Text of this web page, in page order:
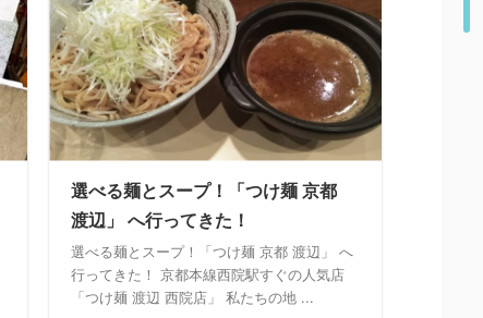
選べる麺とスープ！「つけ麺 京都
渡辺」 へ行ってきた！
選べる麺とスープ！「つけ麺 京都 渡辺」 へ
行ってきた！ 京都本線西院駅すぐの人気店
「つけ麺 渡辺 西院店」 私たちの地 ...